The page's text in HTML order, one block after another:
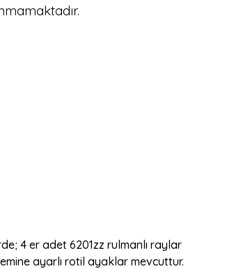
4 er adet 6201zz rulmanlı raylar
ayarlı rotil ayaklar mevcuttur.